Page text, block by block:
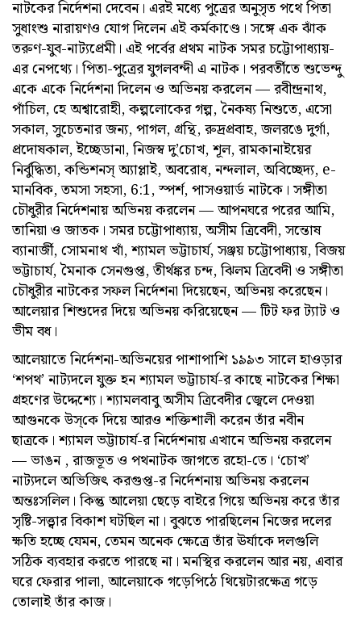
নাটকের নির্দেশনা দেবেন। এর‌ই মধ্যে পুত্রের অনুসৃত পথে পিতা
সুধাংশু নারায়ণও যোগ দিলেন এই কর্মকাণ্ডে। সঙ্গে এক ঝাঁক
তরুণ-যুব-নাট্যপ্রেমী। এই পর্বের প্রথম নাটক সমর চট্টোপাধ্যায়-
এর নেপথ্যে। পিতা-পুত্রের যুগলবন্দী এ নাটক। পরবর্তীতে শুভেন্দু
একে একে নির্দেশনা দিলেন ও অভিনয় করলেন — রবীন্দ্রনাথ,
পাঁচিল, হে অশ্বারোহী, কল্পলোকের গল্প, নৈকষ্য নিশুতে, এসো
সকাল, সুচেতনার জন্য, পাগল, গ্রন্থি, রুদ্রপ্রবাহ, জলরঙে দুর্গা,
প্রদোষকাল, ইচ্ছেডানা, নিজস্ব দু’চোখ, শূল, রামকানাইয়ের
নির্বুদ্ধিতা, কন্ডিশনস্ অ্যাপ্লাই, অবরোধ, নন্দলাল, অবিচ্ছেদ্য, e-
মানবিক, তমসা সহসা, 6:1, স্পর্শ, পাসওয়ার্ড নাটকে। সঙ্গীতা
চৌধুরীর নির্দেশনায় অভিনয় করলেন — আপনঘরে পরের আমি,
তানিয়া ও জাতক। সমর চট্টোপাধ্যায়, অসীম ত্রিবেদী, সন্তোষ
ব্যানার্জী, সোমনাথ খাঁ, শ্যামল ভট্টাচার্য, সঞ্জয় চট্টোপাধ্যায়, বিজয়
ভট্টাচার্য, মৈনাক সেনগুপ্ত, তীর্থঙ্কর চন্দ, ঝিলম ত্রিবেদী ও সঙ্গীতা
চৌধুরীর নাটকের সফল নির্দেশনা দিয়েছেন, অভিনয় করেছেন।
আলেয়ার শিশুদের দিয়ে অভিনয় করিয়েছেন — টিট ফর ট্যাট ও
ভীম বধ।
আলেয়াতে নির্দেশনা-অভিনয়ের পাশাপাশি ১৯৯৩ সালে হাওড়ার
‘শপথ’ নাট্যদলে যুক্ত হন শ্যামল ভট্টাচার্য-র কাছে নাটকের শিক্ষা
গ্রহণের উদ্দেশ্যে। শ্যামলবাবু অসীম ত্রিবেদীর জ্বেলে দেওয়া
আগুনকে উস্‌কে দিয়ে আরও শক্তিশালী করেন তাঁর নবীন
ছাত্রকে। শ্যামল ভট্টাচার্য-র নির্দেশনায় এখানে অভিনয় করলেন
— ভাঙন , রাজভূত ও পথনাটক জাগতে রহো-তে। ‘চোখ’
নাট্যদলে অভিজিৎ করগুপ্ত-র নির্দেশনায় অভিনয় করলেন
অন্তঃসলিল। কিন্তু আলেয়া ছেড়ে বাইরে গিয়ে অভিনয় করে তাঁর
সৃষ্টি-সত্ত্বার বিকাশ ঘটছিল না। বুঝতে পারছিলেন নিজের দলের
ক্ষতি হচ্ছে যেমন, তেমন অনেক ক্ষেত্রে তাঁর ঊর্যাকে দলগুলি
সঠিক ব্যবহার করতে পারছে না। মনস্থির করলেন আর নয়, এবার
ঘরে ফেরার পালা, আলেয়াকে গড়েপিঠে থিয়েটারক্ষেত্র গড়ে
তোলাই তাঁর কাজ।